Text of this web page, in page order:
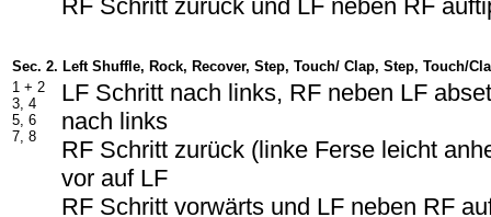
RF Schritt zurück und LF neben RF
Sec. 2. Left Shuffle, Rock, Recover, Step, Touch/ Clap, Step, Touch/
1 + 2
3, 4
5, 6
7, 8
LF Schritt nach links, RF neben LF
nach links
RF Schritt zurück (linke Ferse leicht
vor auf LF
RF Schritt vorwärts und LF neben RF